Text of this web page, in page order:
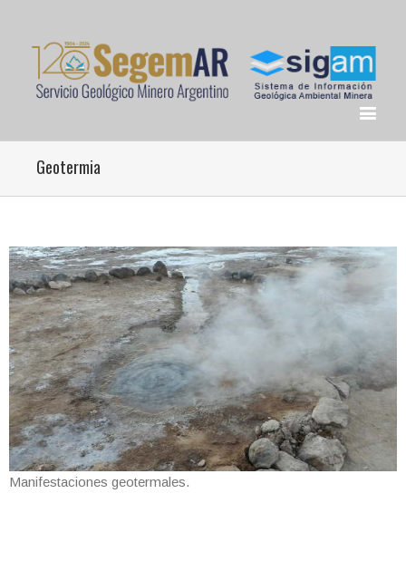
Geotermia
Manifestaciones geotermales.